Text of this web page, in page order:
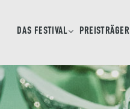
DAS FESTIVAL PREISTRÄGER